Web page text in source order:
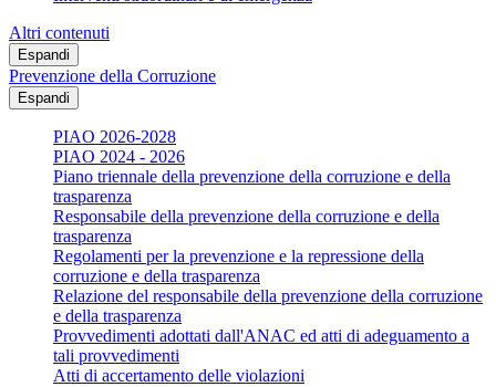
Altri contenuti
Espandi
Prevenzione della Corruzione
Espandi
PIAO 2026-2028
PIAO 2024 - 2026
Piano triennale della prevenzione della corruzione e della
trasparenza
Responsabile della prevenzione della corruzione e della
trasparenza
Regolamenti per la prevenzione e la repressione della
corruzione e della trasparenza
Relazione del responsabile della prevenzione della corruzione
e della trasparenza
Provvedimenti adottati dall'ANAC ed atti di adeguamento a
tali provvedimenti
Atti di accertamento delle violazioni